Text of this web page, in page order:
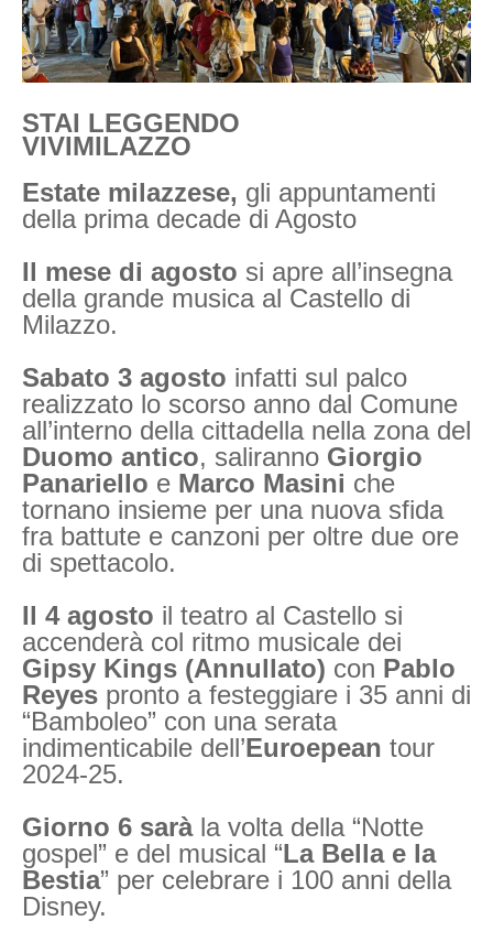
STAI LEGGENDO
VIVIMILAZZO
Estate milazzese, gli appuntamenti
della prima decade di Agosto
Il mese di agosto si apre all’insegna
della grande musica al Castello di
Milazzo.
Sabato 3 agosto infatti sul palco
realizzato lo scorso anno dal Comune
all’interno della cittadella nella zona del
Duomo antico, saliranno Giorgio
Panariello e Marco Masini che
tornano insieme per una nuova sfida
fra battute e canzoni per oltre due ore
di spettacolo.
Il 4 agosto il teatro al Castello si
accenderà col ritmo musicale dei
Gipsy Kings (Annullato) con Pablo
Reyes pronto a festeggiare i 35 anni di
“Bamboleo” con una serata
indimenticabile dell’Euroepean tour
2024-25.
Giorno 6 saràla volta della “Notte
gospel” e del musical “La Bella e la
Bestia” per celebrare i 100 anni della
Disney.